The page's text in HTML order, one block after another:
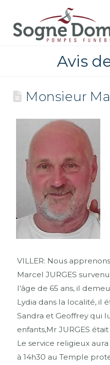
Avis
Monsieur
VILLER: Nous
Marcel JURGES
l’âge de 65 ans, il
Lydia dans la localité, il
Sandra et Geoffrey qui
enfants,Mr JURGES
Le service religieux
à 14h30 au Temple